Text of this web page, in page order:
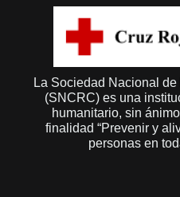
La Sociedad Nacional
(SNCRC) es una
humanitario, sin
finalidad “Prevenir y
personas en